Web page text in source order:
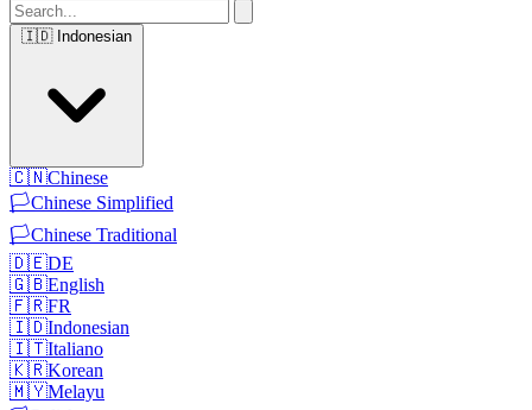
🇮🇩 Indonesian
🇨🇳Chinese
🏳️Chinese Simplified
🏳️Chinese Traditional
🇩🇪DE
🇬🇧English
🇫🇷FR
🇮🇩Indonesian
🇮🇹Italiano
🇰🇷Korean
🇲🇾Melayu